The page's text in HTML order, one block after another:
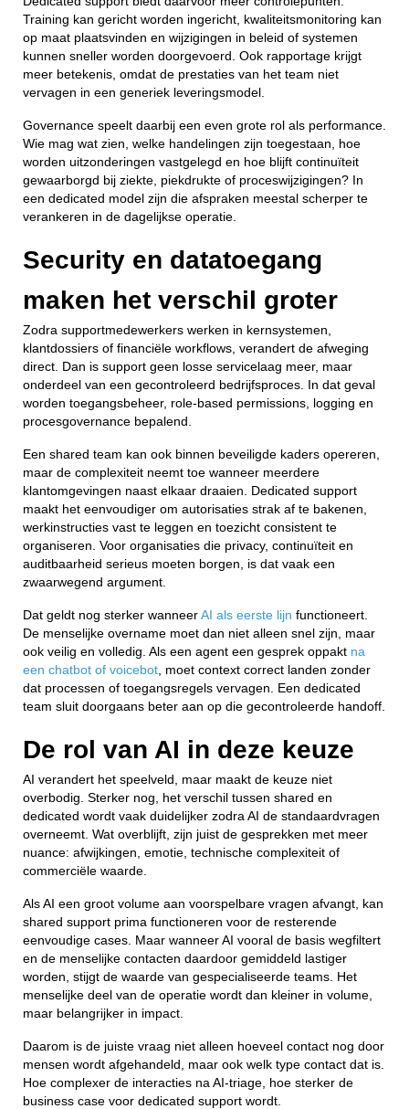
Training kan gericht worden ingericht, kwaliteitsmonitoring kan
op maat plaatsvinden en wijzigingen in beleid of systemen
kunnen sneller worden doorgevoerd. Ook rapportage krijgt
meer betekenis, omdat de prestaties van het team niet
vervagen in een generiek leveringsmodel.
Governance speelt daarbij een even grote rol als performance.
Wie mag wat zien, welke handelingen zijn toegestaan, hoe
worden uitzonderingen vastgelegd en hoe blijft continuïteit
gewaarborgd bij ziekte, piekdrukte of proceswijzigingen? In
een dedicated model zijn die afspraken meestal scherper te
verankeren in de dagelijkse operatie.
Security en datatoegang
maken het verschil groter
Zodra supportmedewerkers werken in kernsystemen,
klantdossiers of financiële workflows, verandert de afweging
direct. Dan is support geen losse servicelaag meer, maar
onderdeel van een gecontroleerd bedrijfsproces. In dat geval
worden toegangsbeheer, role-based permissions, logging en
procesgovernance bepalend.
Een shared team kan ook binnen beveiligde kaders opereren,
maar de complexiteit neemt toe wanneer meerdere
klantomgevingen naast elkaar draaien. Dedicated support
maakt het eenvoudiger om autorisaties strak af te bakenen,
werkinstructies vast te leggen en toezicht consistent te
organiseren. Voor organisaties die privacy, continuïteit en
auditbaarheid serieus moeten borgen, is dat vaak een
zwaarwegend argument.
Dat geldt nog sterker wanneerAI als eerste lijn functioneert.
De menselijke overname moet dan niet alleen snel zijn, maar
ook veilig en volledig. Als een agent een gesprek oppakt na
een chatbot of voicebot , moet context correct landen zonder
dat processen of toegangsregels vervagen. Een dedicated
team sluit doorgaans beter aan op die gecontroleerde handoff.
De rol van AI in deze keuze
AI verandert het speelveld, maar maakt de keuze niet
overbodig. Sterker nog, het verschil tussen shared en
dedicated wordt vaak duidelijker zodra AI de standaardvragen
overneemt. Wat overblijft, zijn juist de gesprekken met meer
nuance: afwijkingen, emotie, technische complexiteit of
commerciële waarde.
Als AI een groot volume aan voorspelbare vragen afvangt, kan
shared support prima functioneren voor de resterende
eenvoudige cases. Maar wanneer AI vooral de basis wegfiltert
en de menselijke contacten daardoor gemiddeld lastiger
worden, stijgt de waarde van gespecialiseerde teams. Het
menselijke deel van de operatie wordt dan kleiner in volume,
maar belangrijker in impact.
Daarom is de juiste vraag niet alleen hoeveel contact nog door
mensen wordt afgehandeld, maar ook welk type contact dat is.
Hoe complexer de interacties na AI-triage, hoe sterker de
business case voor dedicated support wordt.